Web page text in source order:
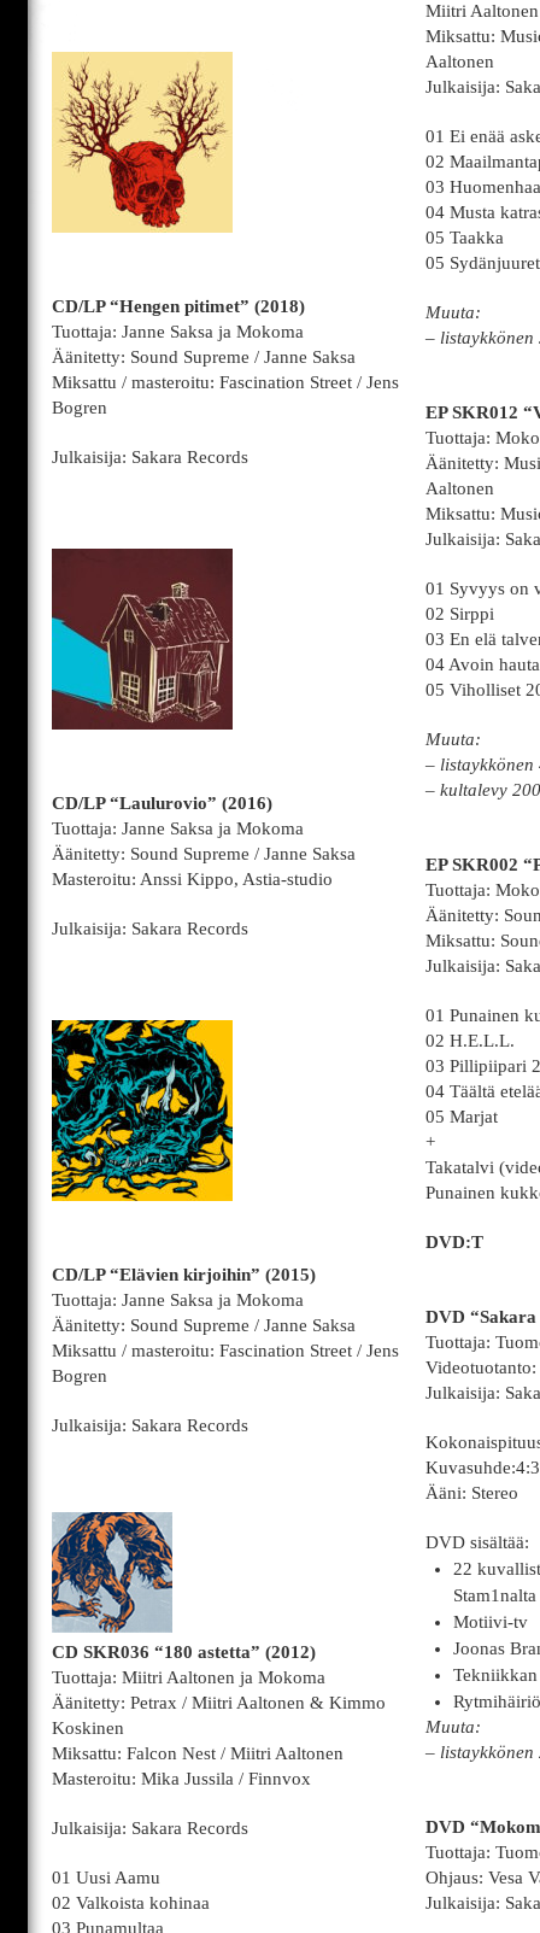
CD/LP “Hengen pitimet” (2018)
Tuottaja: Janne Saksa ja Mokoma
Äänitetty: Sound Supreme / Janne Saksa
Miksattu / masteroitu: Fascination Street / Jens
Bogren
Julkaisija: Sakara Records
CD/LP “Laulurovio” (2016)
Tuottaja: Janne Saksa ja Mokoma
Äänitetty: Sound Supreme / Janne Saksa
Masteroitu: Anssi Kippo, Astia-studio
Julkaisija: Sakara Records
CD/LP “Elävien kirjoihin” (2015)
Tuottaja: Janne Saksa ja Mokoma
Äänitetty: Sound Supreme / Janne Saksa
Miksattu / masteroitu: Fascination Street / Jens
Bogren
Julkaisija: Sakara Records
CD SKR036 “180 astetta” (2012)
Tuottaja: Miitri Aaltonen ja Mokoma
Äänitetty: Petrax / Miitri Aaltonen & Kimmo
Koskinen
Miksattu: Falcon Nest / Miitri Aaltonen
Masteroitu: Mika Jussila / Finnvox
Julkaisija: Sakara Records
01 Uusi Aamu
02 Valkoista kohinaa
03 Punamultaa
Miitri Aaltonen
Miksattu:
Aaltonen
Julkaisija:
01 Ei enää
02
03
04 Musta
05 Taakka
05
Muuta:
– listaykkönen
EP SKR012
Tuottaja:
Äänitetty:
Aaltonen
Miksattu:
Julkaisija:
01 Syvyys on
02 Sirppi
03 En elä
04 Avoin hauta
05 Viholliset
Muuta:
–
– kultalevy
EP SKR002
Tuottaja:
Äänitetty:
Miksattu:
Julkaisija:
01 Punainen
02 H.E.L.L.
03 Pillipiipari
04 Täältä
05 Marjat
+
Takatalvi
Punainen
DVD:T
DVD
Tuottaja:
Julkaisija:
Kuvasuhde:4:3
Ääni: Stereo
DVD sisältää:
22
Motiivi-tv
Joonas
Muuta:
– listaykkönen
DVD
Tuottaja:
Ohjaus: Vesa
Julkaisija: